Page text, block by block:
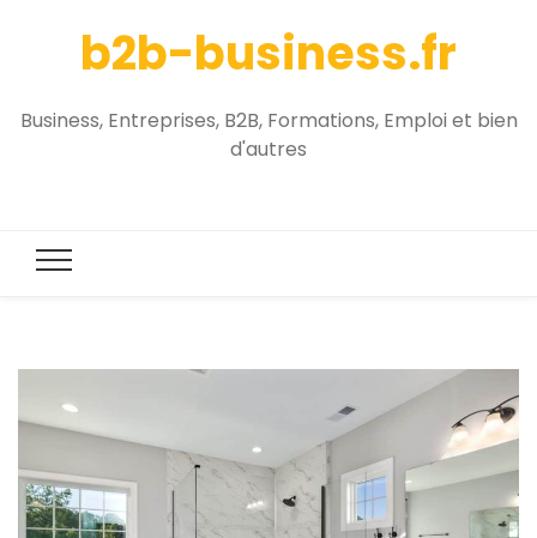
b2b-business.fr
Business, Entreprises, B2B, Formations, Emploi et bien
d'autres